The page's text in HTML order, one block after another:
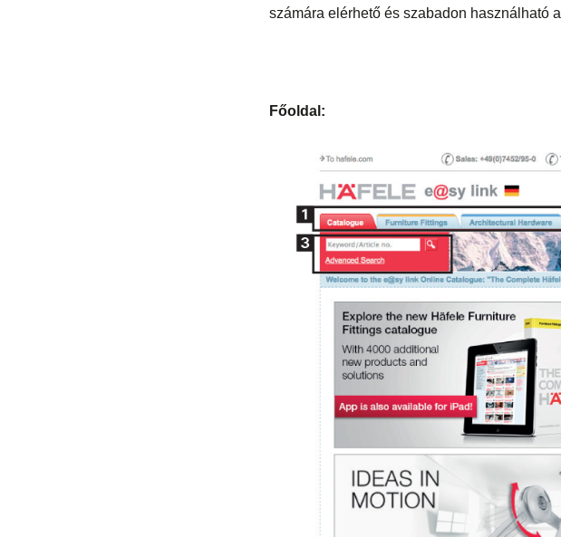
számára elérhető és szabadon használható a
Főoldal: